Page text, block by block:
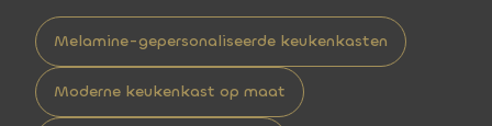
Melamine-gepersonaliseerde keukenkasten
Moderne keukenkast op maat